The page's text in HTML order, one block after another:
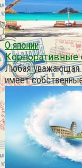
О японии
Корпоративные
Любая уважающая
имеет